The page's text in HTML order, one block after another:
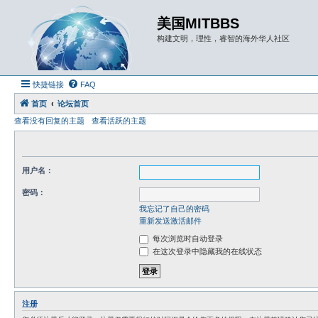
美国MITBBS
构建文明，理性，睿智的海外华人社区
快捷链接 FAQ
首页
论坛首页
查看没有回复的主题
查看活跃的主题
用户名：
密码：
我忘记了自己的密码
重新发送激活邮件
每次浏览时自动登录
在这次登录中隐藏我的在线状态
注册